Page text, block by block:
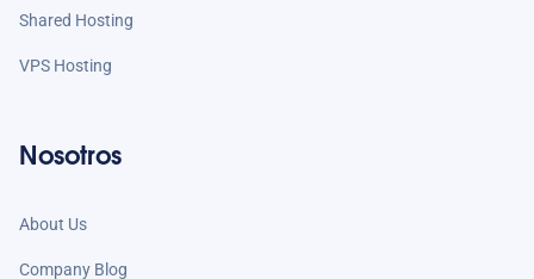
Shared Hosting
VPS Hosting
Nosotros
About Us
Company Blog